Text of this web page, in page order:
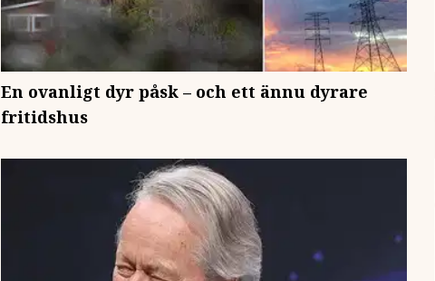
En ovanligt dyr påsk – och ett ännu dyrare
fritidshus